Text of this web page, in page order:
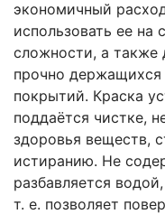
экономичный
использовать ее на
сложности, а также
прочно
покрытий. Краска
поддаётся чистке,
здоровья веществ,
истиранию. Не
разбавляется
т. е. позволяет